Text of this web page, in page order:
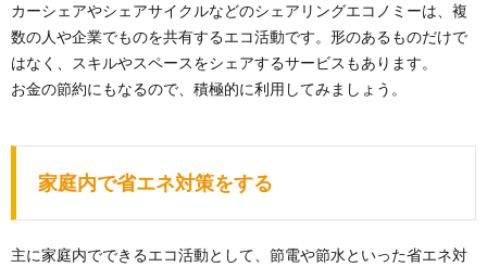
カーシェアやシェアサイクルなどのシェアリングエコノミーは、複
数の人や企業でものを共有するエコ活動です。形のあるものだけで
はなく、スキルやスペースをシェアするサービスもあります。
お金の節約にもなるので、積極的に利用してみましょう。
家庭内で省エネ対策をする
主に家庭内でできるエコ活動として、節電や節水といった省エネ対